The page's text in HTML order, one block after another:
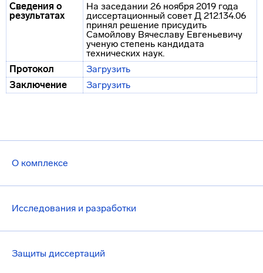
О комплексе
Исследования и разработки
Защиты диссертаций
Сведения о
результатах
На заседании 26 ноября 2019 года
диссертационный совет Д 212.134.06
принял решение присудить
Самойлову Вячеславу Евгеньевичу
ученую степень кандидата
технических наук.
Протокол
Загрузить
Заключение
Загрузить